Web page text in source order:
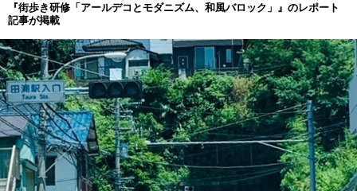
『街歩き研修「アールデコとモダニズム、和風バロック」』のレポート
記事が掲載